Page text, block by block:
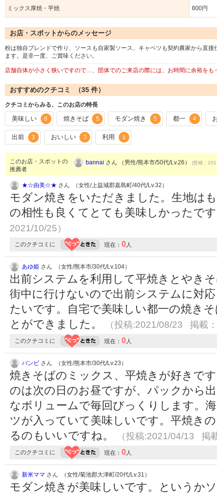
ミックス厚焼・平焼 800円
お店・スポットからのメッセージ
粉は独自ブレンドで作り、ソースも自家製ソース、キャベツも契約農家から直
ます。是非一度、ご賞味ください。
店舗自体が小さく狭いですので…、団体でのご来店の際には、お時間に余裕をも
おすすめのクチコミ （35 件）
クチコミからみる、このお店の特長
美味しい 6 焼きそば 5 モダン焼き 5 都一 4
出前 3 おいしい 3 利用 3
このお店・スポットの
推薦者
bannai さん （男性/熊本市/50代/Lv.26） (投稿：
★☆由美☆★ さん （女性/上益城郡嘉島町/40代/Lv.32）
モダン焼きをいただきました。生地は
の相性も良くてとても美味しかったで
2021/10/25）
このクチコミに 現在： 0人
あゆ姫 さん （女性/熊本市/30代/Lv.104）
出前システムを利用して平焼きとやき
街中に行けないので出前システムに対
たいです。自宅で美味しい都一の焼き
とができました。
（投稿:2021/08/23 掲載
このクチコミに 現在： 0人
バンビ さん （女性/熊本市/30代/Lv.23）
焼きそばのミックス、平焼きが好きで
のは次の日のお昼ですが、パックから
なボリュームで毎回びっくりします。
ツが入っていて美味しいです。平焼き
るのもいいですね。
（投稿:2021/04/13 掲
このクチコミに 現在： 0人
新米ママ さん （女性/菊池郡大津町/20代/Lv.31）
モダン焼きが美味しいです。というか